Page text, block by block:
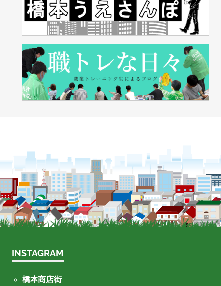
INSTAGRAM
橋本商店街